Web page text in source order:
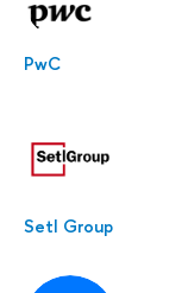
PwC
Setl Group